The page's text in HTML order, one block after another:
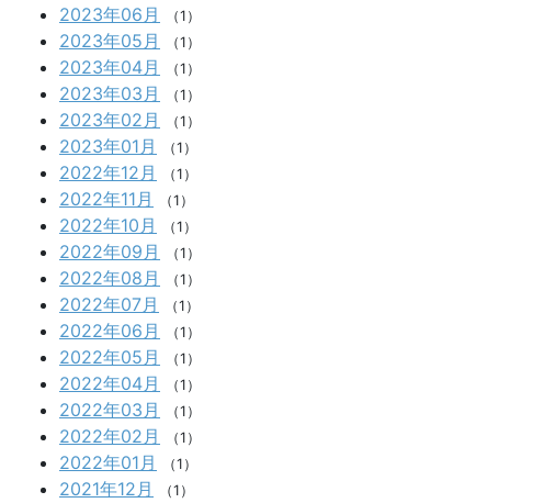
2023年06月 （1）
2023年05月 （1）
2023年04月 （1）
2023年03月 （1）
2023年02月 （1）
2023年01月 （1）
2022年12月 （1）
2022年11月 （1）
2022年10月 （1）
2022年09月 （1）
2022年08月 （1）
2022年07月 （1）
2022年06月 （1）
2022年05月 （1）
2022年04月 （1）
2022年03月 （1）
2022年02月 （1）
2022年01月 （1）
2021年12月 （1）